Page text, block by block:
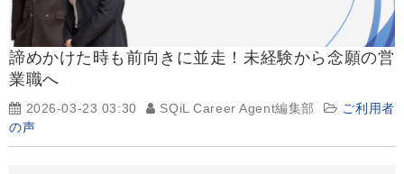
諦めかけた時も前向きに並走！未経験から念願の営
業職へ
2026-03-23 03:30 SQiL Career Agent編集部
ご利用者
の声